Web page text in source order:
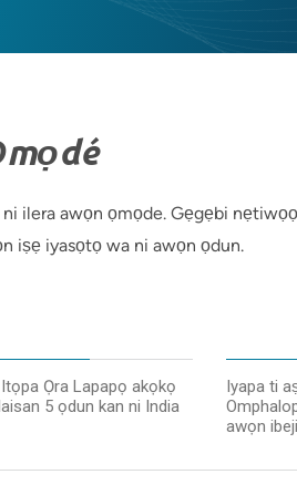
ilera awọn ọmọde. Gẹgẹbi
iṣẹ iyasọtọ wa ni awọn ọdun.
Ọra Lapapọ akọkọ
5 ọdun kan ni India
Iyapa ti
awọn